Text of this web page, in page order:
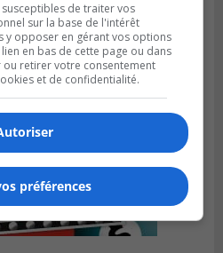
de traiter vos
sur la base de l'intérêt
y opposer en gérant vos options
en bas de cette page ou dans
retirer votre consentement
et de confidentialité.
préférences